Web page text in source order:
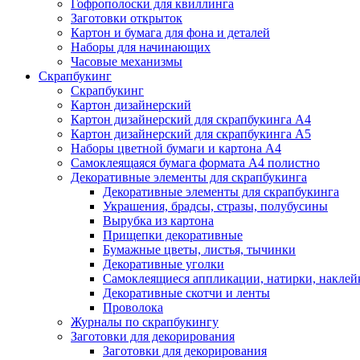
Гофрополоски для квиллинга
Заготовки открыток
Картон и бумага для фона и деталей
Наборы для начинающих
Часовые механизмы
Скрапбукинг
Скрапбукинг
Картон дизайнерский
Картон дизайнерский для скрапбукинга А4
Картон дизайнерский для скрапбукинга А5
Наборы цветной бумаги и картона А4
Самоклеящаяся бумага формата А4 полистно
Декоративные элементы для скрапбукинга
Декоративные элементы для скрапбукинга
Украшения, брадсы, стразы, полубусины
Вырубка из картона
Прищепки декоративные
Бумажные цветы, листья, тычинки
Декоративные уголки
Самоклеящиеся аппликации, натирки,
Декоративные скотчи и ленты
Проволока
Журналы по скрапбукингу
Заготовки для декорирования
Заготовки для декорирования